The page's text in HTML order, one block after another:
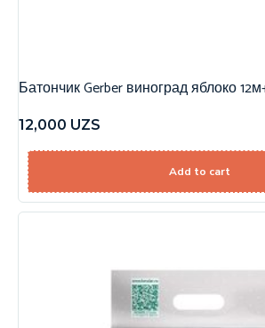
Батончик Gerber виноград яблоко
12,000 UZS
Add to cart